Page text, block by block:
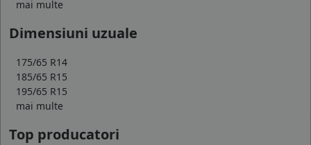
mai multe
Dimensiuni uzuale
175/65 R14
185/65 R15
195/65 R15
mai multe
Top producatori